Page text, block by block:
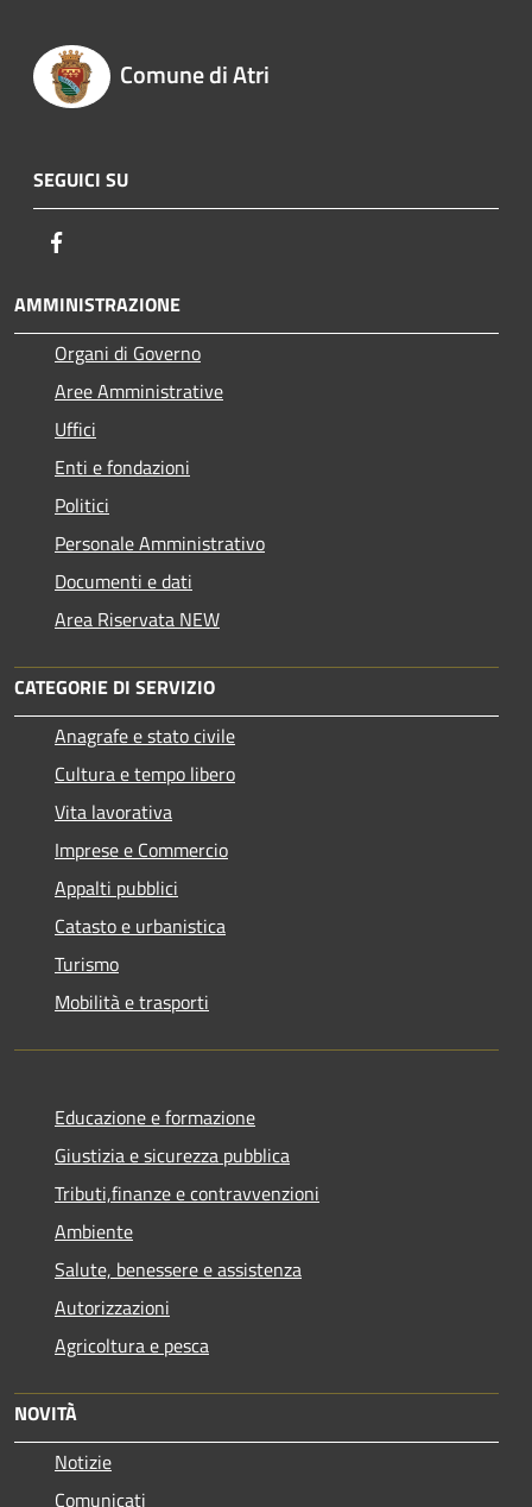
Comune di Atri
SEGUICI SU
AMMINISTRAZIONE
Organi di Governo
Aree Amministrative
Uffici
Enti e fondazioni
Politici
Personale Amministrativo
Documenti e dati
Area Riservata NEW
CATEGORIE DI SERVIZIO
Anagrafe e stato civile
Cultura e tempo libero
Vita lavorativa
Imprese e Commercio
Appalti pubblici
Catasto e urbanistica
Turismo
Mobilità e trasporti
Educazione e formazione
Giustizia e sicurezza pubblica
Tributi,finanze e contravvenzioni
Ambiente
Salute, benessere e assistenza
Autorizzazioni
Agricoltura e pesca
NOVITÀ
Notizie
Comunicati